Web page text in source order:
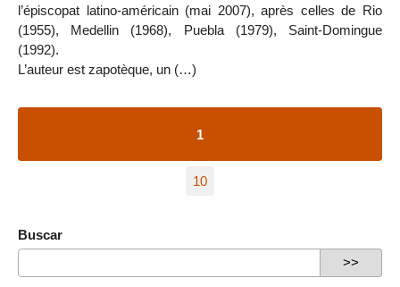
l’épiscopat latino-américain (mai 2007), après celles de Rio
(1955), Medellin (1968), Puebla (1979), Saint-Domingue
(1992).
L’auteur est zapotèque, un (…)
1
10
Buscar